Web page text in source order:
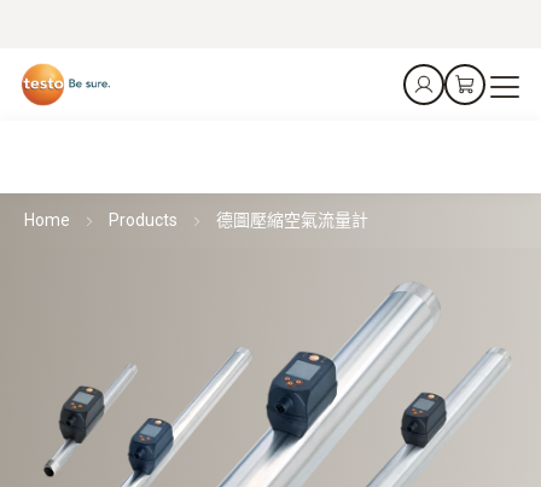
Home Products 德圖壓縮空氣流量計